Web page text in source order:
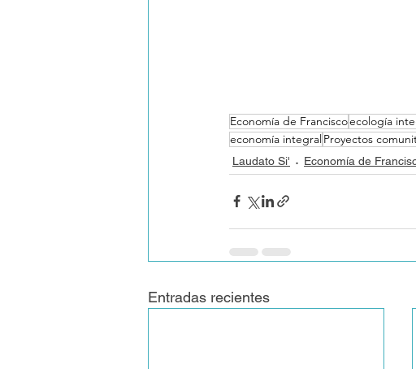
Economía de Franciscoecología
economía integralProyectos
Laudato Si' Economía de
Entradas recientes